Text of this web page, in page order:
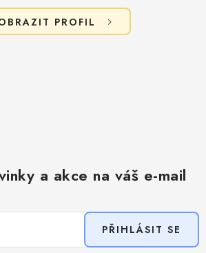
PROFIL
a akce na váš e-mail
PŘIHLÁSIT SE